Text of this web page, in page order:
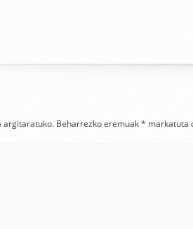
argitaratuko. Beharrezko eremuak* markatuta